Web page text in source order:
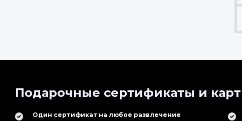
Подарочные сертификаты и
Один сертификат на любое развлечение